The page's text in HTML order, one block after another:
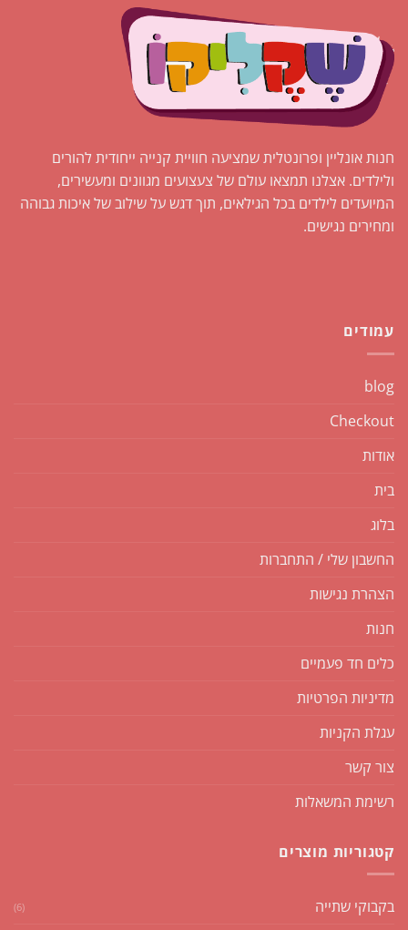
חנות אונליין ופרונטלית שמציעה חוויית קנייה ייחודית להורים
ולילדים. אצלנו תמצאו עולם של צעצועים מגוונים ומעשירים,
המיועדים לילדים בכל הגילאים, תוך דגש על שילוב של איכות גבוהה
ומחירים נגישים.
עמודים
blog
Checkout
אודות
בית
בלוג
החשבון שלי / התחברות
הצהרת נגישות
חנות
כלים חד פעמיים
מדיניות הפרטיות
עגלת הקניות
צור קשר
רשימת המשאלות
קטגוריות מוצרים
בקבוקי שתייה (6)